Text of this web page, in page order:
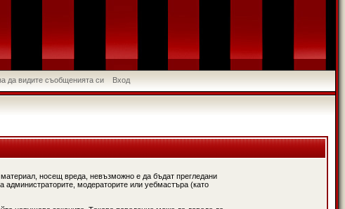
да видите съобщенията си Вход
носещ вреда, невъзможно е да бъдат прегледани
модераторите или уебмастъра (като